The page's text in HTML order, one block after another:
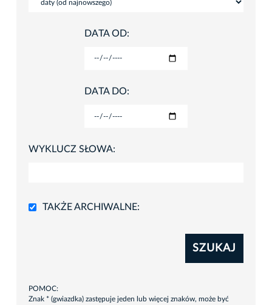
DATA OD:
DATA DO:
WYKLUCZ SŁOWA:
TAKŻE ARCHIWALNE:
SZUKAJ
POMOC:
Znak * (gwiazdka) zastępuje jeden lub więcej znaków, może być